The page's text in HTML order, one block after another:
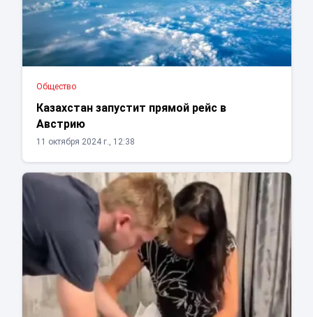
Общество
Казахстан запустит прямой рейс в
Австрию
11 октября 2024 г., 12:38